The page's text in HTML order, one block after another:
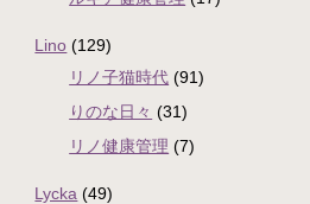
Lino (129)
リノ子猫時代 (91)
りのな日々 (31)
リノ健康管理 (7)
Lycka (49)